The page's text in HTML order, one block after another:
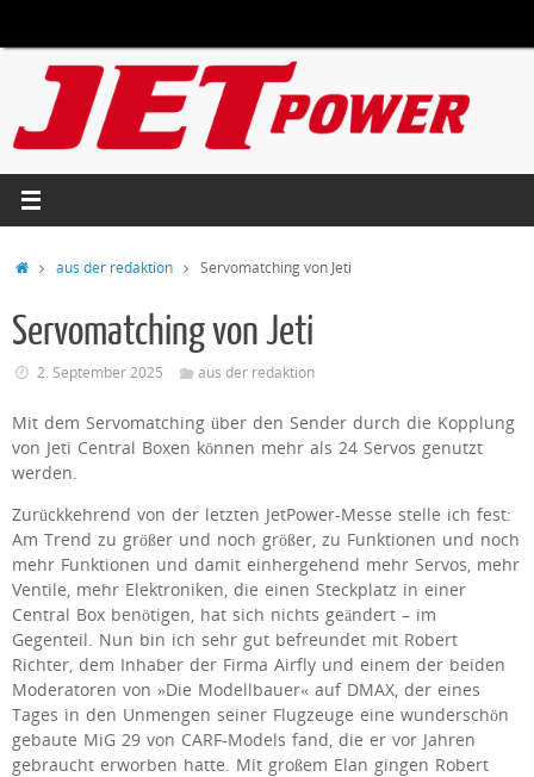
springen
Startaus der redaktion Servomatching von Jeti
Servomatching von Jeti
2. September 2025 aus der redaktion
Mit dem Servomatching über den Sender durch die Kopplung
von Jeti Central Boxen können mehr als 24 Servos genutzt
werden.
Zurückkehrend von der letzten JetPower-Messe stelle ich fest:
Am Trend zu größer und noch größer, zu Funktionen und noch
mehr Funktionen und damit einhergehend mehr Servos, mehr
Ventile, mehr Elektroniken, die einen Steckplatz in einer
Central Box benötigen, hat sich nichts geändert – im
Gegenteil. Nun bin ich sehr gut befreundet mit Robert
Richter, dem Inhaber der Firma Airfly und einem der beiden
Moderatoren von »Die Modellbauer« auf DMAX, der eines
Tages in den Unmengen seiner Flugzeuge eine wunderschön
gebaute MiG 29 von CARF-Models fand, die er vor Jahren
gebraucht erworben hatte. Mit großem Elan gingen Robert